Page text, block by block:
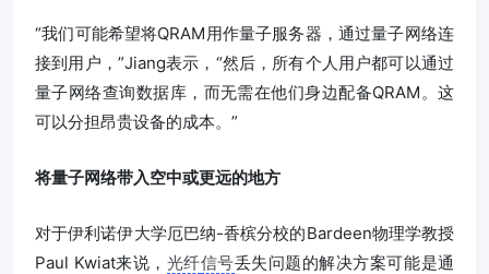
“我们可能希望将QRAM用作量子服务器，通过量子网络连
接到用户，”Jiang表示，“然后，所有个人用户都可以通过
量子网络查询数据库，而无需在他们身边配备QRAM。这
可以分担昂贵设备的成本。”
将量子网络带入空中或更远的地方
对于伊利诺伊大学厄巴纳-香槟分校的Bardeen物理学教授
Paul Kwiat来说， 光纤信号丢失问题的解决方案可能是通